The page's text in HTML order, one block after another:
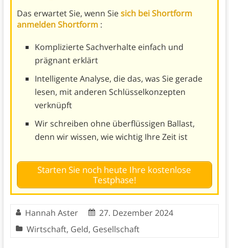
Das erwartet Sie, wenn Siesich bei Shortform
anmelden Shortform :
Komplizierte Sachverhalte einfach und
prägnant erklärt
Intelligente Analyse, die das, was Sie gerade
lesen, mit anderen Schlüsselkonzepten
verknüpft
Wir schreiben ohne überflüssigen Ballast,
denn wir wissen, wie wichtig Ihre Zeit ist
Starten Sie noch heute Ihre kostenlose
Testphase!
Hannah Aster
27. Dezember 2024
Wirtschaft, Geld, Gesellschaft